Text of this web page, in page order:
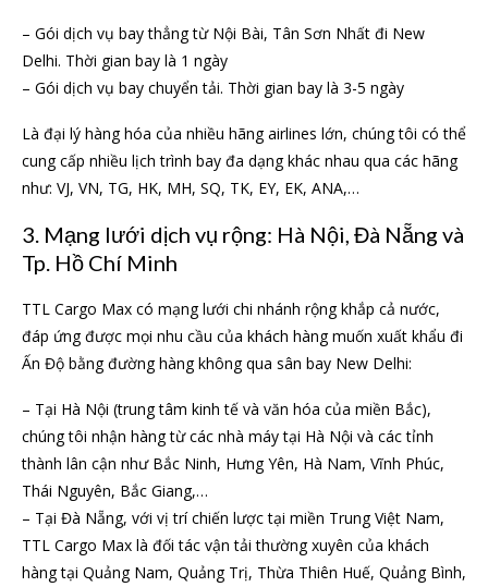
– Gói dịch vụ bay thẳng từ Nội Bài, Tân Sơn Nhất đi New
Delhi. Thời gian bay là 1 ngày
– Gói dịch vụ bay chuyển tải. Thời gian bay là 3-5 ngày
Là đại lý hàng hóa của nhiều hãng airlines lớn, chúng tôi có thể
cung cấp nhiều lịch trình bay đa dạng khác nhau qua các hãng
như: VJ, VN, TG, HK, MH, SQ, TK, EY, EK, ANA,…
3. Mạng lưới dịch vụ rộng: Hà Nội, Đà Nẵng và
Tp. Hồ Chí Minh
TTL Cargo Max có mạng lưới chi nhánh rộng khắp cả nước,
đáp ứng được mọi nhu cầu của khách hàng muốn xuất khẩu đi
Ấn Độ bằng đường hàng không qua sân bay New Delhi:
– Tại Hà Nội (trung tâm kinh tế và văn hóa của miền Bắc),
chúng tôi nhận hàng từ các nhà máy tại Hà Nội và các tỉnh
thành lân cận như Bắc Ninh, Hưng Yên, Hà Nam, Vĩnh Phúc,
Thái Nguyên, Bắc Giang,…
– Tại Đà Nẵng, với vị trí chiến lược tại miền Trung Việt Nam,
TTL Cargo Max là đối tác vận tải thường xuyên của khách
hàng tại Quảng Nam, Quảng Trị, Thừa Thiên Huế, Quảng Bình,